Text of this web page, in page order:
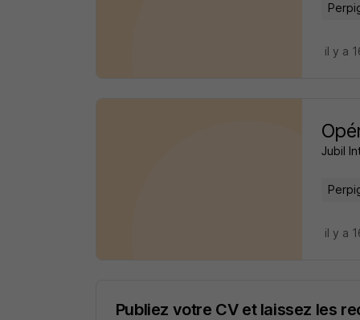
il y a
Jubil
il y a
Publiez votre CV et laissez les